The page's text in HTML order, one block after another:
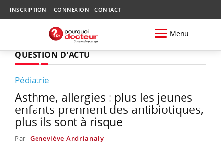
INSCRIPTION CONNEXION CONTACT
Menu
QUESTION D'ACTU
Pédiatrie
Asthme, allergies : plus les jeunes
enfants prennent des antibiotiques,
plus ils sont à risque
Par Geneviève Andrianaly